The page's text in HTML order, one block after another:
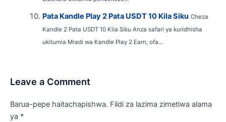
Pata Kandle Play 2 Pata USDT 10 Kila Siku Cheza
Kandle 2 Pata USDT 10 Kila Siku Anza safari ya kuridhisha
ukitumia Mradi wa Kandle Play 2 Earn, ofa...
Leave a Comment
Barua-pepe haitachapishwa. Fildi za lazima zimetiwa alama
ya *